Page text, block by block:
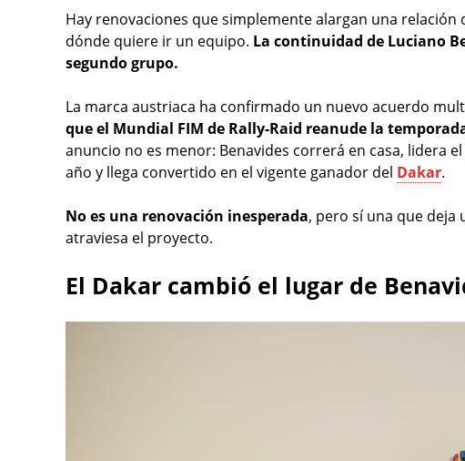
Hay renovaciones que simplemente alargan una
dónde quiere ir un equipo. La continuidad de Luciano
segundo grupo.
La marca austriaca ha confirmado un nuevo acuerdo
que el Mundial FIM de Rally-Raid reanude la
anuncio no es menor: Benavides correrá en casa, lidera
año y llega convertido en el vigente ganador del Dakar.
No es una renovación inesperada, pero sí una que
atraviesa el proyecto.
El Dakar cambió el lugar de